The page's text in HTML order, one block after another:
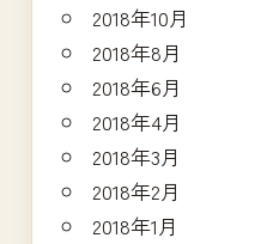
2018年10月
2018年8月
2018年6月
2018年4月
2018年3月
2018年2月
2018年1月